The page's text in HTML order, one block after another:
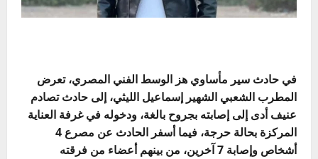
في حادث سير مأساوي هز الوسط الفني المصري، تعرض
المطرب الشعبي الشهير إسماعيل الليثي، إلى حادث تصادم
عنيف أدى إلى إصابته بجروح بالغة، ودخوله في غرفة العناية
المركزة بحالة حرجة، فيما أسفر الحادث عن مصرع 4
أشخاص وإصابة 7 آخرين، من بينهم أعضاء من فرقته